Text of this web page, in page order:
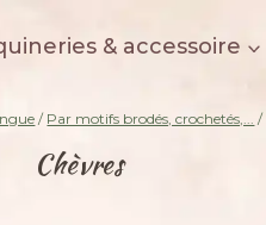
& accessoire
/ Par motifs brodés, crochetés,... /
Chèvres